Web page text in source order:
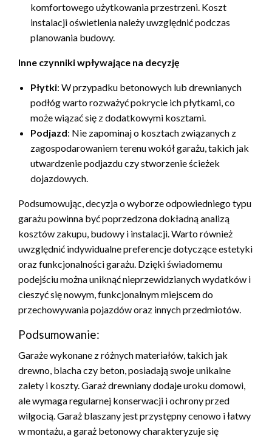
komfortowego użytkowania przestrzeni. Koszt
instalacji oświetlenia należy uwzględnić podczas
planowania budowy.
Inne czynniki wpływające na decyzję
Płytki: W przypadku betonowych lub drewnianych
podłóg warto rozważyć pokrycie ich płytkami, co
może wiązać się z dodatkowymi kosztami.
Podjazd: Nie zapominaj o kosztach związanych z
zagospodarowaniem terenu wokół garażu, takich jak
utwardzenie podjazdu czy stworzenie ścieżek
dojazdowych.
Podsumowując, decyzja o wyborze odpowiedniego typu
garażu powinna być poprzedzona dokładną analizą
kosztów zakupu, budowy i instalacji. Warto również
uwzględnić indywidualne preferencje dotyczące estetyki
oraz funkcjonalności garażu. Dzięki świadomemu
podejściu można uniknąć nieprzewidzianych wydatków i
cieszyć się nowym, funkcjonalnym miejscem do
przechowywania pojazdów oraz innych przedmiotów.
Podsumowanie:
Garaże wykonane z różnych materiałów, takich jak
drewno, blacha czy beton, posiadają swoje unikalne
zalety i koszty. Garaż drewniany dodaje uroku domowi,
ale wymaga regularnej konserwacji i ochrony przed
wilgocią. Garaż blaszany jest przystępny cenowo i łatwy
w montażu, a garaż betonowy charakteryzuje się